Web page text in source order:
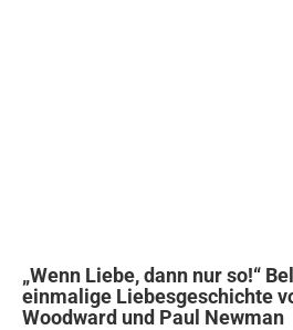
„Wenn Liebe, dann nur so!“
einmalige Liebesgeschichte
Woodward und Paul Newman